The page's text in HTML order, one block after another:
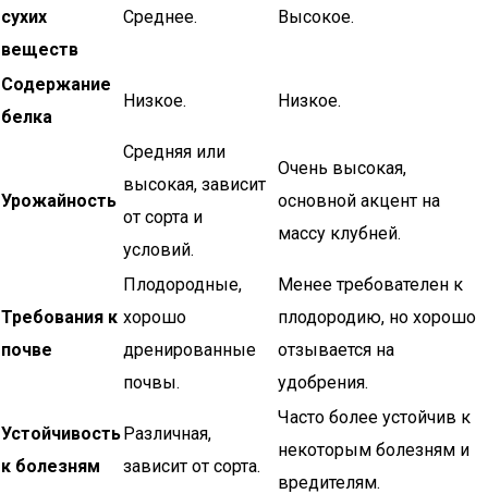
сухих
веществ
Среднее. Высокое.
Содержание
белка
Низкое. Низкое.
Урожайность
Средняя или
высокая, зависит
от сорта и
условий.
Очень высокая,
основной акцент на
массу клубней.
Требования к
почве
Плодородные,
хорошо
дренированные
почвы.
Менее требователен к
плодородию, но хорошо
отзывается на
удобрения.
Устойчивость
к болезням
Различная,
зависит от сорта.
Часто более устойчив к
некоторым болезням и
вредителям.